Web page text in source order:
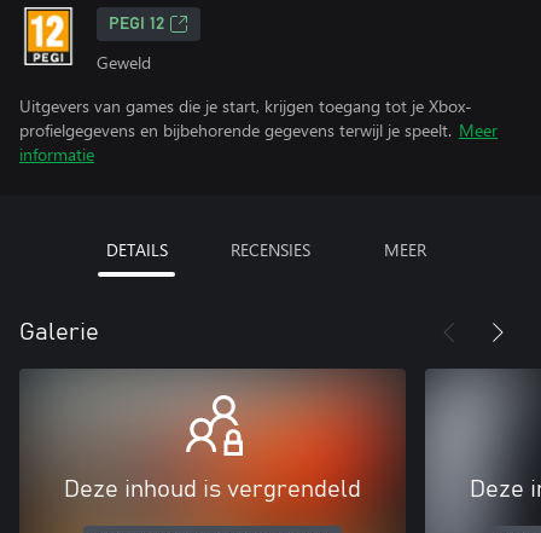
PEGI 12
Geweld
Uitgevers van games die je start, krijgen toegang tot je Xbox-
profielgegevens en bijbehorende gegevens terwijl je speelt. Meer
informatie
DETAILS RECENSIES MEER
Galerie
Deze inhoud is vergrendeld Deze